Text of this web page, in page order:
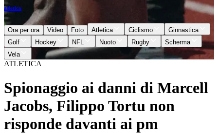
atletica
Ora per ora Video Foto Atletica Ciclismo
Ginnastica
Golf
Hockey NFL Nuoto Rugby
Scherma
Vela
ATLETICA
Spionaggio ai danni di Marcell
Jacobs, Filippo Tortu non
risponde davanti ai pm